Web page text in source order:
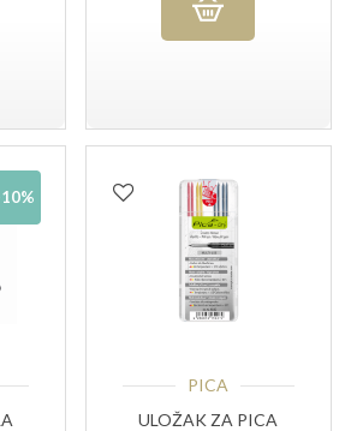
PICA
ULOŽAK ZA PICA